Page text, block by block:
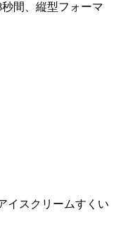
間、縦型フォーマ
イスクリームすくい